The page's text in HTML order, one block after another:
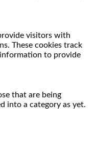
visitors with
These cookies track
to provide
that are being
into a category as yet.